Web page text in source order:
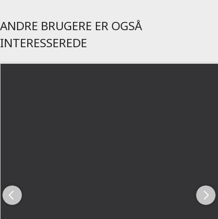
ANDRE BRUGERE ER OGSÅ
INTERESSEREDE